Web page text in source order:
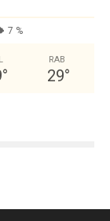
7 %
°
RAB
29°